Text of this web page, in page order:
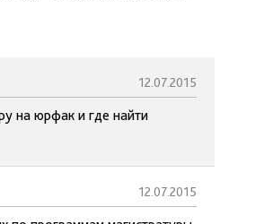
12.07.2015
на юрфак и где найти
12.07.2015